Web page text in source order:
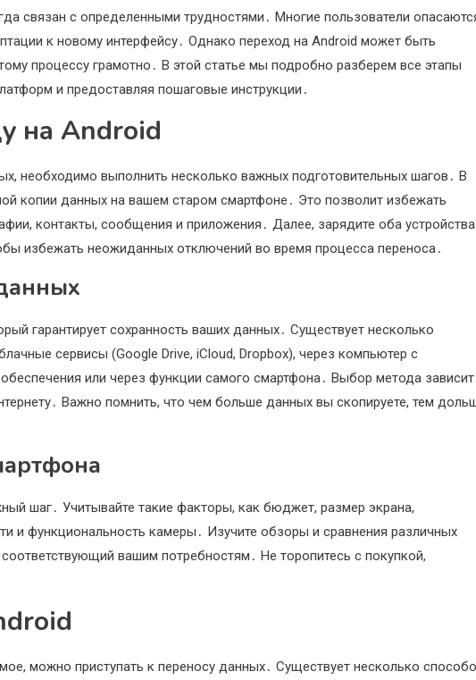
связан с определенными трудностями․ Многие пользователи
к новому интерфейсу․ Однако переход на Android может быть
процессу грамотно․ В этой статье мы подробно разберем все этапы
и предоставляя пошаговые инструкции․
на Android
необходимо выполнить несколько важных подготовительных шагов․ В
копии данных на вашем старом смартфоне․ Это позволит избежать
контакты, сообщения и приложения․ Далее, зарядите оба
избежать неожиданных отключений во время процесса переноса․
гарантирует сохранность ваших данных․ Существует несколько
сервисы (Google Drive, iCloud, Dropbox), через компьютер с
или через функции самого смартфона․ Выбор метода зависит
Важно помнить, что чем больше данных вы скопируете, тем
шаг․ Учитывайте такие факторы, как бюджет, размер экрана,
и функциональность камеры․ Изучите обзоры и сравнения различных
вашим потребностям․ Не торопитесь с покупкой,
можно приступать к переносу данных․ Существует несколько